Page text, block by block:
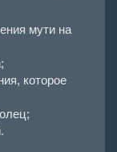
мути на
которое